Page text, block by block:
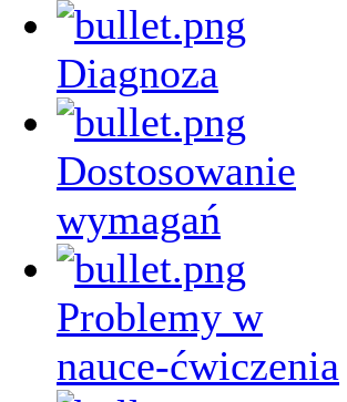
Diagnoza
Dostosowanie
wymagań
Problemy w
nauce-ćwiczenia